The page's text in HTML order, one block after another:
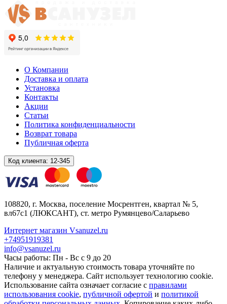
О Компании
Доставка и оплата
Установка
Контакты
Акции
Статьи
Политика конфиденциальности
Возврат товара
Публичная оферта
Код клиента: 12-345
108820, г. Москва, поселение Мосрентген, квартал № 5,
вл67с1 (ЛЮКСАНТ), ст. метро Румянцево/Саларьево
Интернет магазин Vsanuzel.ru
+74951919381
info@vsanuzel.ru
Часы работы: Пн - Вс с 9 до 20
Наличие и актуальную стоимость товара уточняйте по
телефону у менеджера. Сайт использует технологию cookie.
Использование сайта означает согласие с правилами
использования cookie, публичной офертой и политикой